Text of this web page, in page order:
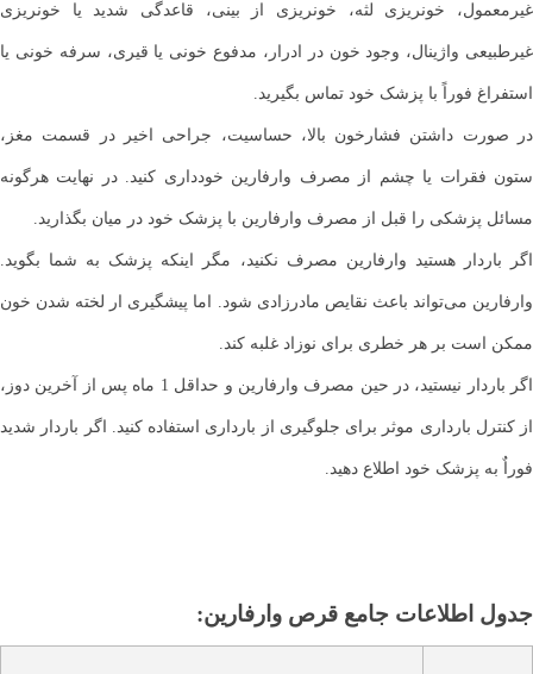
غیرمعمول، خونریزی لثه، خونریزی از بینی، قاعدگی شدید یا خونریزی
غیرطبیعی واژینال، وجود خون در ادرار، مدفوع خونی یا قیری، سرفه خونی یا
استفراغ فوراً با پزشک خود تماس بگیرید.
در صورت داشتن فشارخون بالا، حساسیت، جراحی اخیر در قسمت مغز،
ستون فقرات یا چشم از مصرف وارفارین خودداری کنید. در نهایت هرگونه
مسائل پزشکی را قبل از مصرف وارفارین با پزشک خود در میان بگذارید.
اگر باردار هستید وارفارین مصرف نکنید، مگر اینکه پزشک به شما بگوید.
وارفارین می‌تواند باعث نقایص مادرزادی شود. اما پیشگیری ار لخته شدن خون
ممکن است بر هر خطری برای نوزاد غلبه کند.
اگر باردار نیستید، در حین مصرف وارفارین و حداقل 1 ماه پس از آخرین دوز،
از کنترل بارداری موثر برای جلوگیری از بارداری استفاده کنید. اگر باردار شدید
فوراٌ به پزشک خود اطلاع دهید.
جدول اطلاعات جامع قرص وارفارین: